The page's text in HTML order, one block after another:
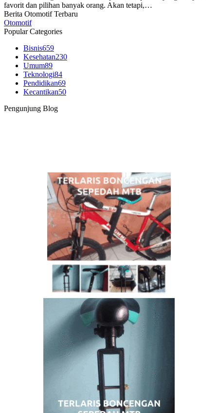
favorit dan pilihan banyak orang. Akan tetapi,…
Berita Otomotif Terbaru
Otomotif
Popular Categories
Bisnis659
Kesehatan230
Umum89
Teknologi84
Pendidikan69
Kecantikan50
Pengunjung Blog